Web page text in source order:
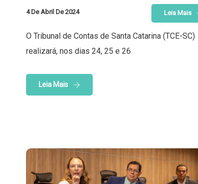
4 De Abril De 2024 Leia Mais
O Tribunal de Contas de Santa Catarina (TCE-SC)
realizará, nos dias 24, 25 e 26
Leia Mais